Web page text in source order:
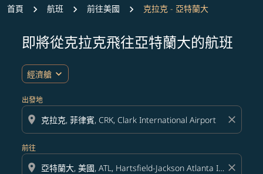
首頁 航班 前往美國 克拉克 - 亞特蘭大
即將從克拉克飛往亞特蘭大的航班
經濟艙 expand_more
出發地
location_on close
前往
location_on close
無符合您設定條件的票價，請調整篩選條件。